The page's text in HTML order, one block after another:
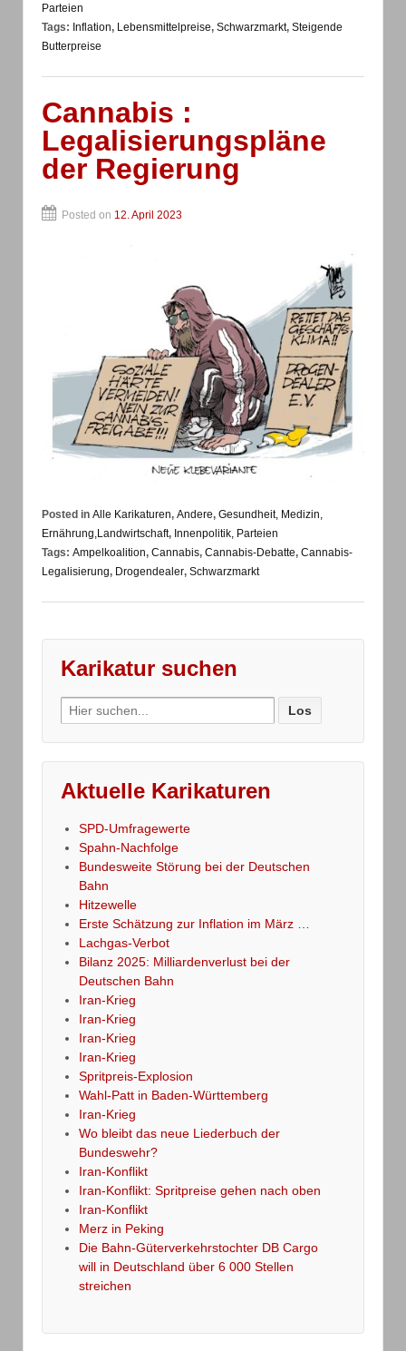
Parteien
Tags: Inflation, Lebensmittelpreise, Schwarzmarkt, Steigende
Butterpreise
Cannabis :
Legalisierungspläne
der Regierung
Posted on 12. April 2023
Posted in Alle Karikaturen, Andere, Gesundheit, Medizin,
Ernährung,Landwirtschaft, Innenpolitik, Parteien
Tags: Ampelkoalition, Cannabis, Cannabis-Debatte, Cannabis-
Legalisierung, Drogendealer, Schwarzmarkt
Karikatur suchen
Search
for:
Aktuelle Karikaturen
SPD-Umfragewerte
Spahn-Nachfolge
Bundesweite Störung bei der Deutschen
Bahn
Hitzewelle
Erste Schätzung zur Inflation im März …
Lachgas-Verbot
Bilanz 2025: Milliardenverlust bei der
Deutschen Bahn
Iran-Krieg
Iran-Krieg
Iran-Krieg
Iran-Krieg
Spritpreis-Explosion
Wahl-Patt in Baden-Württemberg
Iran-Krieg
Wo bleibt das neue Liederbuch der
Bundeswehr?
Iran-Konflikt
Iran-Konflikt: Spritpreise gehen nach oben
Iran-Konflikt
Merz in Peking
Die Bahn-Güterverkehrstochter DB Cargo
will in Deutschland über 6 000 Stellen
streichen